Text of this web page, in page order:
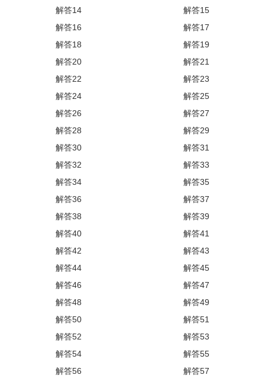
解答14
解答15
解答16
解答17
解答18
解答19
解答20
解答21
解答22
解答23
解答24
解答25
解答26
解答27
解答28
解答29
解答30
解答31
解答32
解答33
解答34
解答35
解答36
解答37
解答38
解答39
解答40
解答41
解答42
解答43
解答44
解答45
解答46
解答47
解答48
解答49
解答50
解答51
解答52
解答53
解答54
解答55
解答56
解答57